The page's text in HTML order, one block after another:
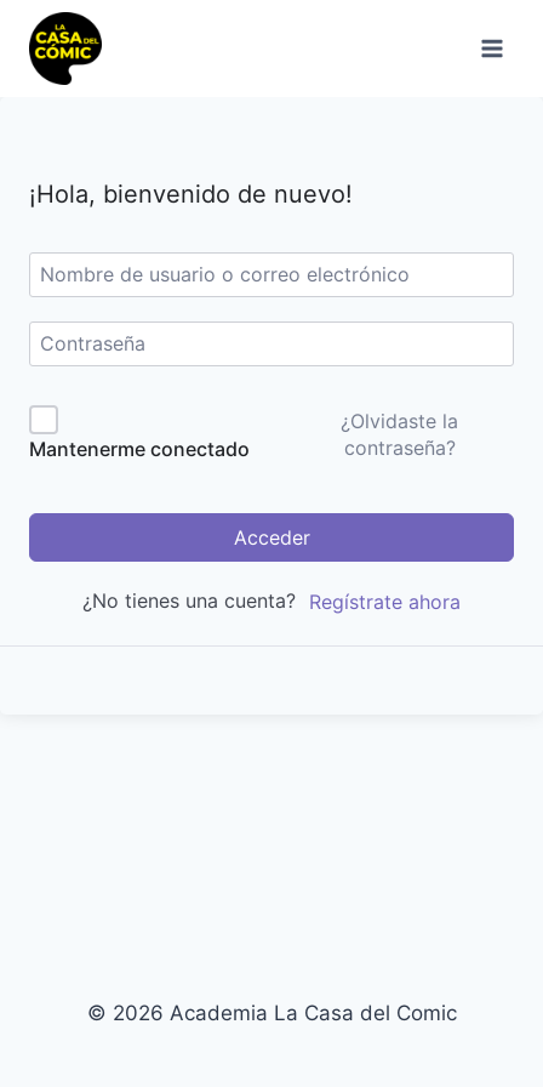
Saltar
contenido
¡Hola, bienvenido de nuevo!
Mantenerme conectado
¿Olvidaste la
contraseña?
Acceder
¿No tienes una cuenta? Regístrate ahora
© 2026 Academia La Casa del Comic